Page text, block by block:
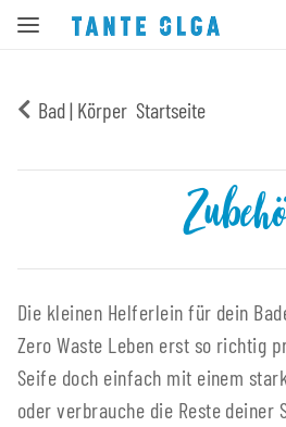
Bad | Körper Startseite
Die kleinen Helferlein für dein
Zero Waste Leben erst so richtig
Seife doch einfach mit einem
oder verbrauche die Reste deiner